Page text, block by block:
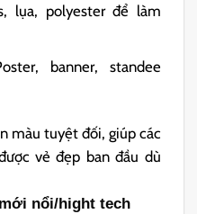
lụa, polyester để làm
banner, standee
màu tuyệt đối, giúp các
vẻ đẹp ban đầu dù
mới nổi/hight tech